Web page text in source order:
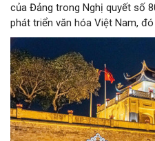
của Đảng trong Nghị quyết số
phát triển văn hóa Việt Nam,
và phát huy giá trị di sản văn
xã hội và du lịch”; đồng thời,
triển kinh tế di sản”.